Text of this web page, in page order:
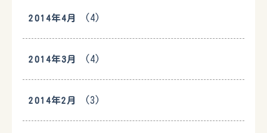
2014年4月 (4)
2014年3月 (4)
2014年2月 (3)